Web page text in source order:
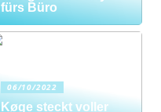
fürs Büro
06/10/2022
Køge steckt voller